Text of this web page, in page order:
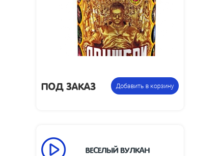
Высота взлета, м:
30
Высота пламени, м:
3
Цена указана за
фейерверк +
фонтан
ПОД ЗАКАЗ Добавить в корзину
ВЕСЕЛЫЙ ВУЛКАН